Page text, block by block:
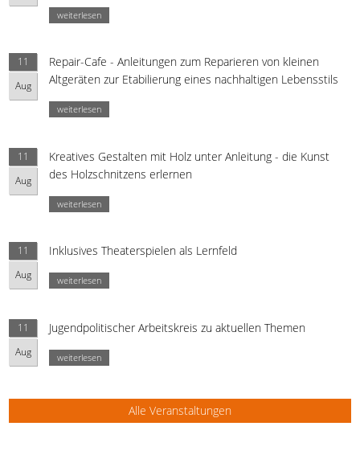
weiterlesen
11
Aug
Repair-Cafe - Anleitungen zum Reparieren von kleinen
Altgeräten zur Etabilierung eines nachhaltigen Lebensstils
weiterlesen
11
Aug
Kreatives Gestalten mit Holz unter Anleitung - die Kunst
des Holzschnitzens erlernen
weiterlesen
11
Aug
Inklusives Theaterspielen als Lernfeld
weiterlesen
11
Aug
Jugendpolitischer Arbeitskreis zu aktuellen Themen
weiterlesen
Alle Veranstaltungen